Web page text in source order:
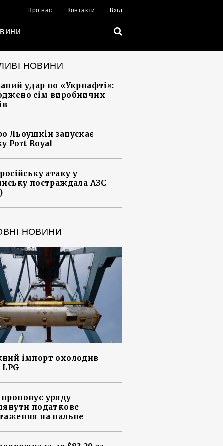
Про нас Контакти Вхід
НОВИНИ
удар по «Укрнафті»:
сім виробничих
Льоушкін запускає
Port Royal
атаку у
постраждала АЗС
НОВИНИ
імпорт охолодив
уряду
податкове
на пальне